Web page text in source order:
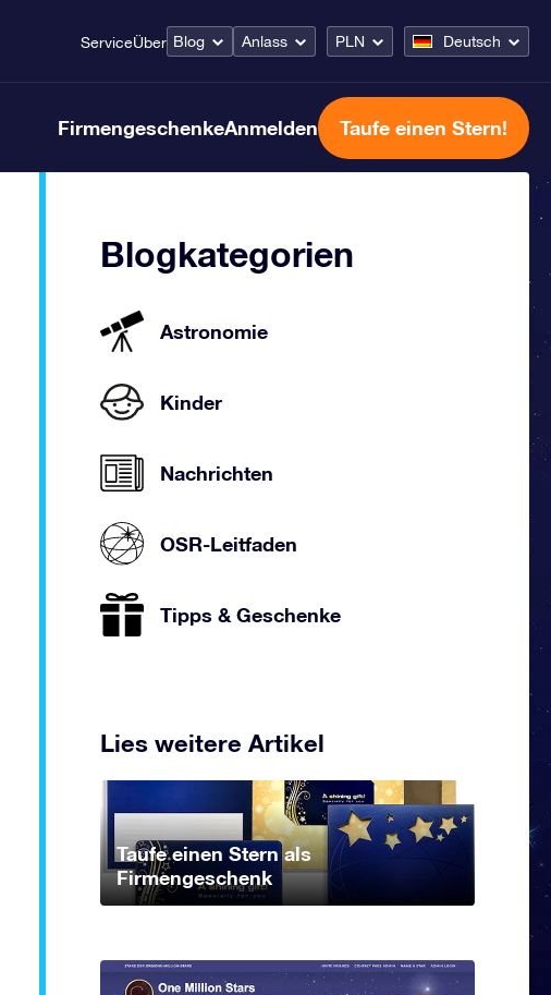
ServiceÜber Blog Anlass PLN Deutsch
FirmengeschenkeAnmelden Taufe einen Stern!
Blogkategorien
Astronomie
Kinder
Nachrichten
OSR-Leitfaden
Tipps & Geschenke
Lies weitere Artikel
Taufe einen Stern als
Firmengeschenk